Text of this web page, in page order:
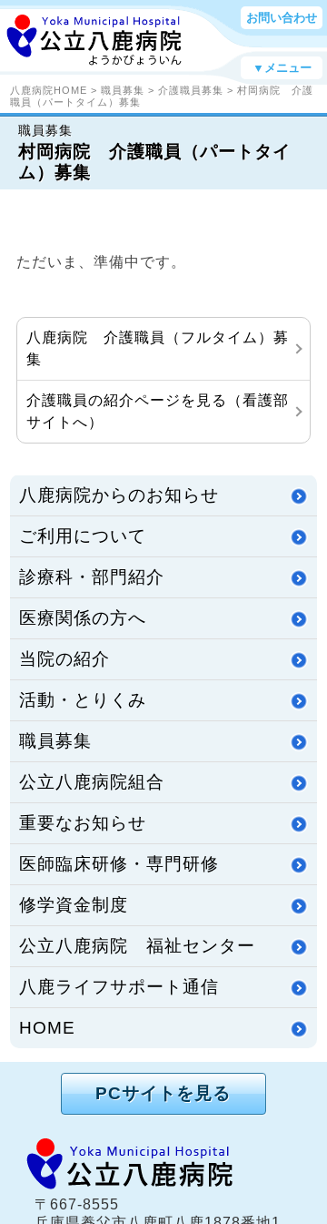
お問い合わせ
▼メニュー
八鹿病院HOME > 職員募集 > 介護職員募集 > 村岡病院 介護
職員（パートタイム）募集
職員募集
村岡病院 介護職員（パートタイ
ム）募集
ただいま、準備中です。
八鹿病院 介護職員（フルタイム）募
集
介護職員の紹介ページを見る（看護部
サイトへ）
八鹿病院からのお知らせ
ご利用について
診療科・部門紹介
医療関係の方へ
当院の紹介
活動・とりくみ
職員募集
公立八鹿病院組合
重要なお知らせ
医師臨床研修・専門研修
修学資金制度
公立八鹿病院 福祉センター
八鹿ライフサポート通信
HOME
PCサイトを見る
〒667-8555